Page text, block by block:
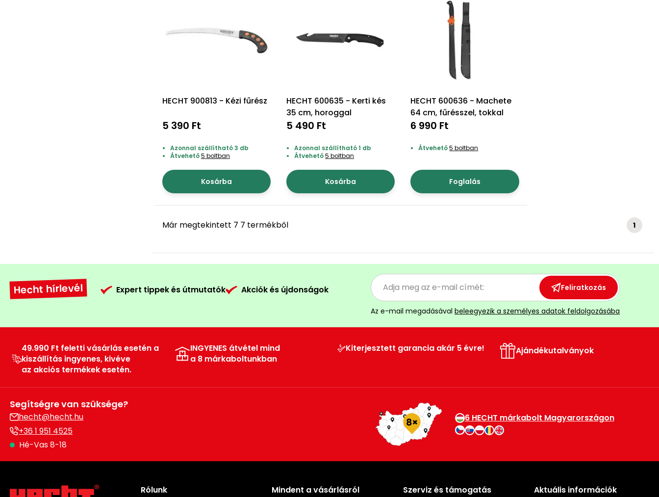
HECHT 900813 - Kézi fűrész
5 390 Ft
Azonnal szállítható 3 db
Átvehető5 boltban
Kosárba
HECHT 600635 - Kerti kés
35 cm, horoggal
5 490 Ft
Azonnal szállítható 1 db
Átvehető5 boltban
Kosárba
HECHT 600636 - Machete
64 cm, fűrésszel, tokkal
6 990 Ft
Átvehető5 boltban
Foglalás
Már megtekintett 7 7 termékből 1
Hecht hírlevél Expert tippek és útmutatók Akciók és újdonságok Feliratkozás
Az e-mail megadásával beleegyezik a személyes adatok feldolgozásába
49.990 Ft feletti vásárlás esetén a
kiszállítás ingyenes, kivéve
az akciós termékek esetén.
INGYENES átvétel mind
a 8 márkaboltunkban
Kiterjesztett garancia akár 5 évre! Ajándékutalványok
Segítségre van szüksége?
hecht@hecht.hu
+36 1 951 4525
Hé-Vas 8-18
6 HECHT márkabolt Magyarországon
Rólunk Mindent a vásárlásról Szerviz és támogatás Aktuális információk